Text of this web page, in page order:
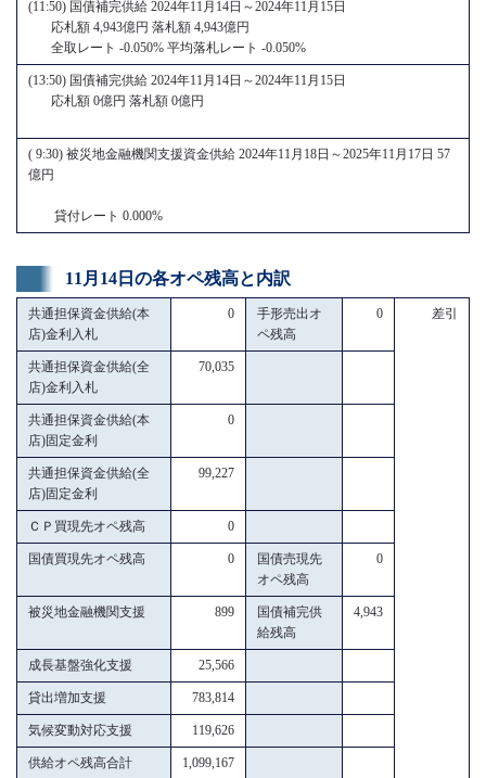
(11:50) 国債補完供給 2024年11月14日～2024年11月15日
応札額 4,943億円 落札額 4,943億円
全取レート -0.050% 平均落札レート -0.050%
(13:50) 国債補完供給 2024年11月14日～2024年11月15日
応札額 0億円 落札額 0億円
( 9:30) 被災地金融機関支援資金供給 2024年11月18日～2025年11月17日 57
億円
貸付レート 0.000%
11月14日の各オペ残高と内訳
共通担保資金供給(本
店)金利入札
0
手形売出オ
ペ残高
0 差引
共通担保資金供給(全
店)金利入札
70,035
共通担保資金供給(本
店)固定金利
0
共通担保資金供給(全
店)固定金利
99,227
ＣＰ買現先オペ残高 0
国債買現先オペ残高 0
国債売現先
オペ残高
0
被災地金融機関支援 899
国債補完供
給残高
4,943
成長基盤強化支援 25,566
貸出増加支援 783,814
気候変動対応支援 119,626
供給オペ残高合計 1,099,167